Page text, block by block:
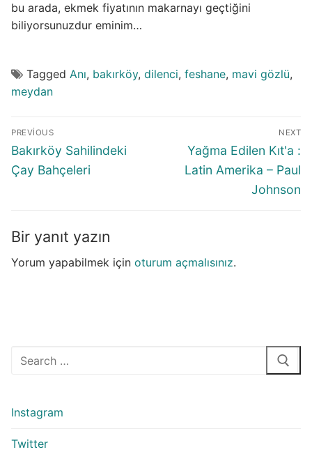
bu arada, ekmek fiyatının makarnayı geçtiğini
biliyorsunuzdur eminim…
Tagged Anı, bakırköy, dilenci, feshane, mavi gözlü,
meydan
Yazı
gezinmesi
PREVIOUS
Previous
post:
Bakırköy Sahilindeki
Çay Bahçeleri
NEXT
Next
post:
Yağma Edilen Kıt'a :
Latin Amerika – Paul
Johnson
Bir yanıt yazın
Yorum yapabilmek için oturum açmalısınız.
Arama:
Instagram
Twitter